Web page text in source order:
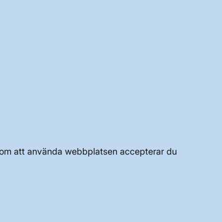
att använda webbplatsen accepterar du